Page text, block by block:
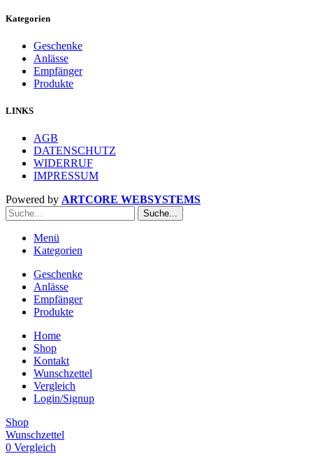
Kategorien
Geschenke
Anlässe
Empfänger
Produkte
LINKS
AGB
DATENSCHUTZ
WIDERRUF
IMPRESSUM
Powered by ARTCORE WEBSYSTEMS
Suche...
Menü
Kategorien
Geschenke
Anlässe
Empfänger
Produkte
Home
Shop
Kontakt
Wunschzettel
Vergleich
Login/Signup
Shop
Wunschzettel
0 Vergleich